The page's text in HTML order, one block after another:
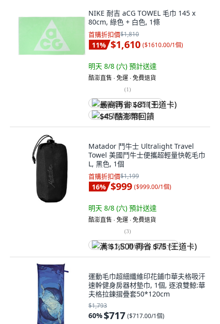
NIKE 耐吉 aCG TOWEL 毛巾 145 x
80cm, 綠色 + 白色, 1條
首購折扣價$1,810
11% $1,610 ($1610.00/1個)
明天 8/8 (六) 預計送達
酷澎直售 ∙ 免運 ∙ 免費退貨
(1)
最高再省 $81 (王道卡)
$45 酷澎幣回饋
Matador 鬥牛士 Ultralight Travel
Towel 美國鬥牛士便攜超輕量快乾毛巾
L, 黑色, 1個
首購折扣價$1,199
16% $999 ($999.00/1個)
明天 8/8 (六) 預計送達
酷澎直售 ∙ 免運 ∙ 免費退貨
(3)
满 $1,500 再省 $75 (王道卡)
運動毛巾超細纖維印花鋪巾華夫格吸汗
速幹健身房器材墊巾, 1個, 逐浪雙鯨:華
夫格拉鍊摺疊套50*120cm
$1,793
60%$717 ($717.00/1個)